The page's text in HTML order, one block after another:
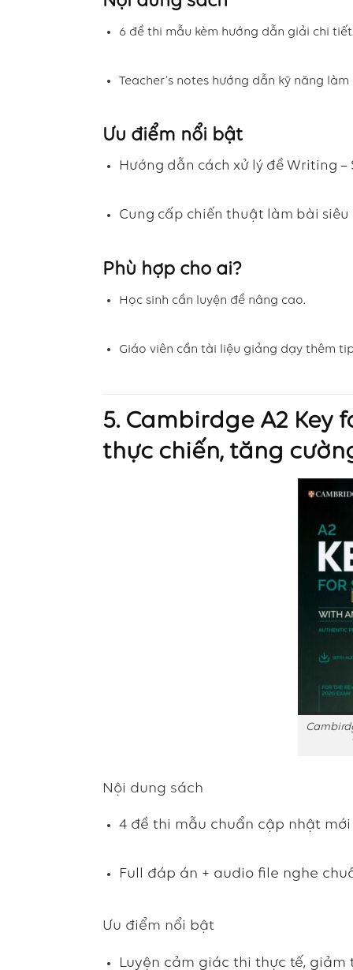
6 đề thi mẫu kèm hướng dẫn giải chi
Teacher’s notes hướng dẫn kỹ năng
Ưu điểm nổi bật
Hướng dẫn cách xử lý đề Writing –
Cung cấp chiến thuật làm bài siêu
Phù hợp cho ai?
Học sinh cần luyện đề nâng cao.
Giáo viên cần tài liệu giảng dạy thêm
5. Cambirdge A2 Key
thực chiến, tăng
Nội dung sách
4 đề thi mẫu chuẩn cập nhật mới
Full đáp án + audio file nghe
Ưu điểm nổi bật
Luyện cảm giác thi thực tế,